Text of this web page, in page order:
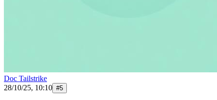
Doc Tailstrike
28/10/25, 10:10 #5